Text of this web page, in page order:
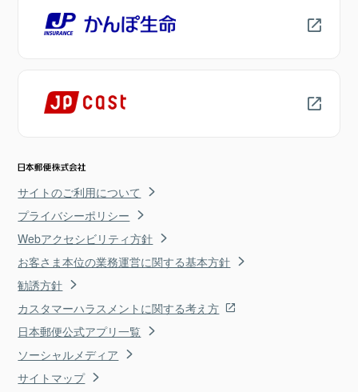
サイトのご利用について
プライバシーポリシー
Webアクセシビリティ方針
お客さま本位の業務運営に関する基本方針
勧誘方針
カスタマーハラスメントに関する考え方
日本郵便公式アプリ一覧
ソーシャルメディア
サイトマップ